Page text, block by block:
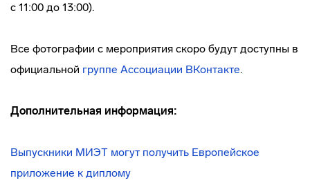
с 11:00 до 13:00).
Все фотографии с мероприятия скоро будут доступны в
официальной группе Ассоциации ВКонтакте.
Дополнительная информация:
Выпускники МИЭТ могут получить Европейское
приложение к диплому